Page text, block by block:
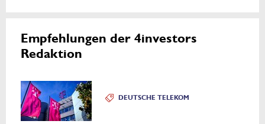
Empfehlungen der 4investors
Redaktion
DEUTSCHE TELEKOM